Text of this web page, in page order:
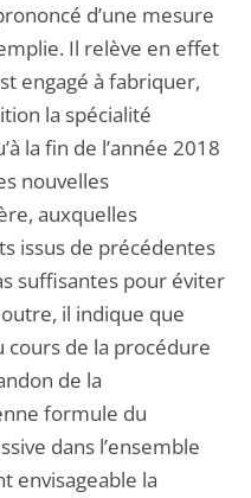
d’une mesure
Il relève en effet
engagé à fabriquer,
la spécialité
la fin de l’année 2018
nouvelles
auxquelles
issus de précédentes
suffisantes pour éviter
il indique que
cours de la procédure
de la
formule du
dans l’ensemble
envisageable la